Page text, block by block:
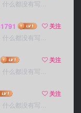
函数
什么都没有写...
关注
什么都没有写...
关注
什么都没有写...
关注
什么都没有写...
什么都没有写...
关注
什么都没有写...
关注
什么都没有写...
关注
什么都没有写...